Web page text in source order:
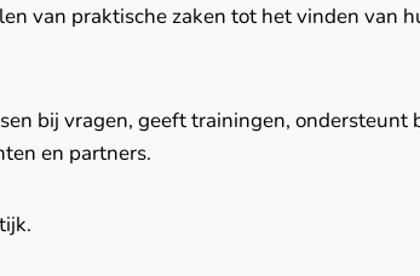
van praktische zaken tot het vinden van
bij vragen, geeft trainingen, ondersteunt
en partners.